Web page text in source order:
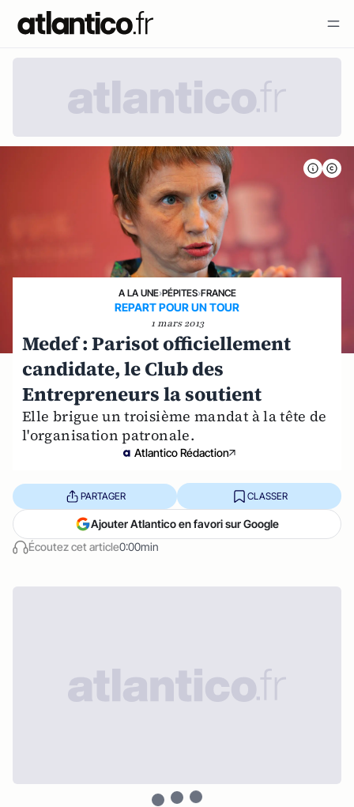
A LA UNE›PÉPITES›FRANCE
REPART POUR UN TOUR
1 mars 2013
Medef : Parisot officiellement
candidate, le Club des
Entrepreneurs la soutient
Elle brigue un troisième mandat à la tête de
l'organisation patronale.
Atlantico Rédaction
Écoutez cet article0:00min
PARTAGER CLASSER
Ajouter Atlantico en favori sur Google